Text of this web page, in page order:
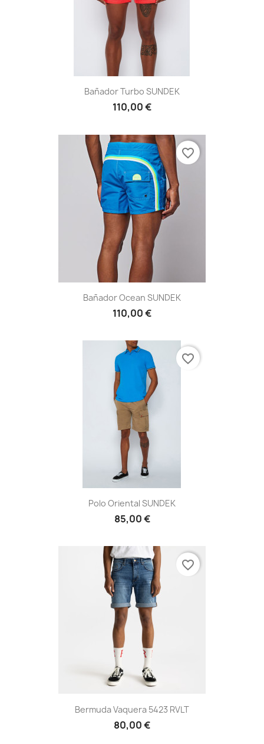
Bañador Turbo SUNDEK
110,00 €
Bañador Ocean SUNDEK
110,00 €
favorite_border
Polo Oriental SUNDEK
85,00 €
favorite_border
Bermuda Vaquera 5423 RVLT
80,00 €
favorite_border